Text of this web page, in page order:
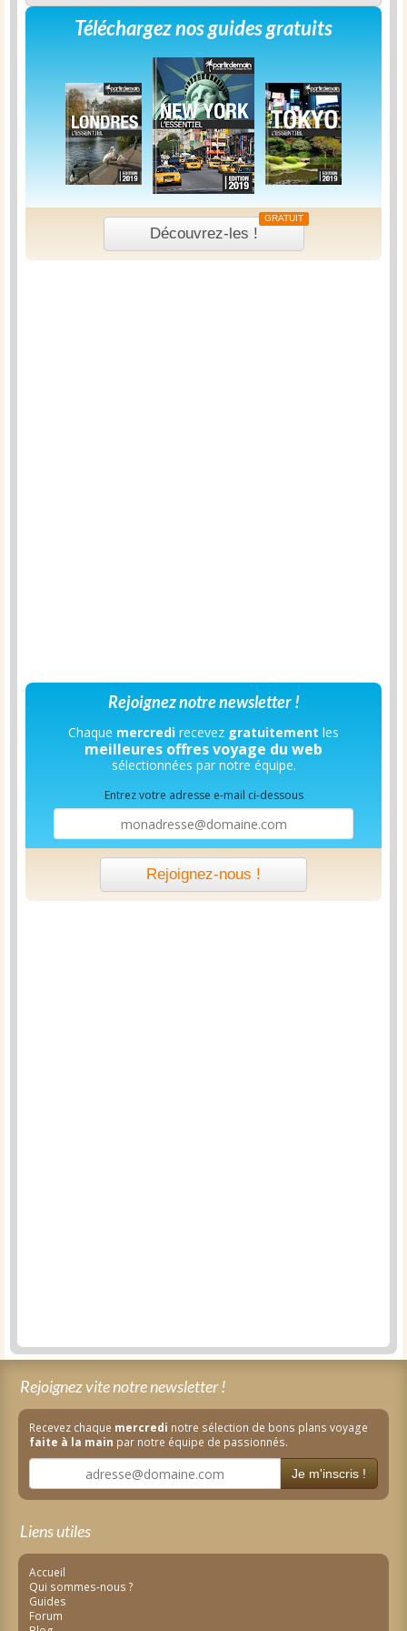
Téléchargez nos guides gratuits
Découvrez-les !
GRATUIT
Rejoignez notre newsletter !
Chaque mercredi recevez gratuitement les
meilleures offres voyage du web
sélectionnées par notre équipe.
Entrez votre adresse e-mail ci-dessous
Rejoignez-nous !
Rejoignez vite notre newsletter !
Recevez chaque mercredi notre sélection de bons plans voyage
faite à la main par notre équipe de passionnés.
Je m'inscris !
Liens utiles
Accueil
Qui sommes-nous ?
Guides
Forum